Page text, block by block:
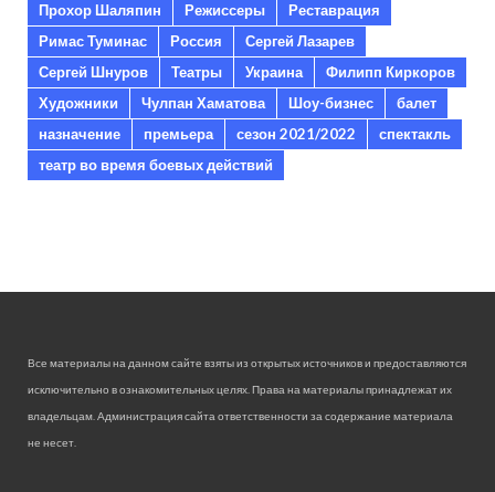
Прохор Шаляпин
Режиссеры
Реставрация
Римас Туминас
Россия
Сергей Лазарев
Сергей Шнуров
Театры Украина
Филипп Киркоров
Художники
Чулпан Хаматова Шоу-бизнес
балет
назначение
премьера сезон 2021/2022
спектакль
театр во время боевых действий
Все материалы на данном сайте взяты из открытых источников и предоставляются
исключительно в ознакомительных целях. Права на материалы принадлежат их
владельцам. Администрация сайта ответственности за содержание материала
не несет.